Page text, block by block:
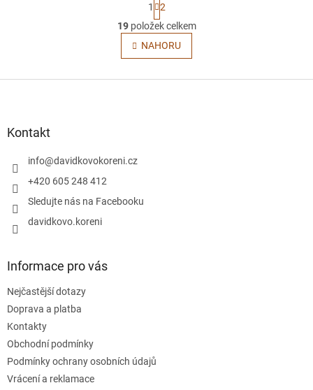
O
v
l
t
r
á
n
k
v
1
2
19položek celkem
NAHORU
Kontakt
info@davidkovokoreni.cz
+420 605 248 412
Sledujte nás na Facebooku
davidkovo.koreni
Informace pro vás
Nejčastější dotazy
Doprava a platba
Kontakty
Obchodní podmínky
Podmínky ochrany osobních údajů
Vrácení a reklamace